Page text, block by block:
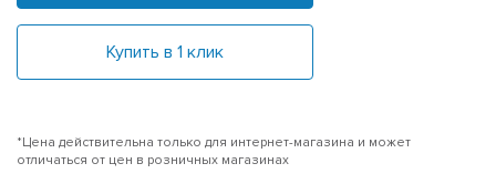
Купить в 1 клик
*Цена действительна только для интернет-магазина и может
отличаться от цен в розничных магазинах